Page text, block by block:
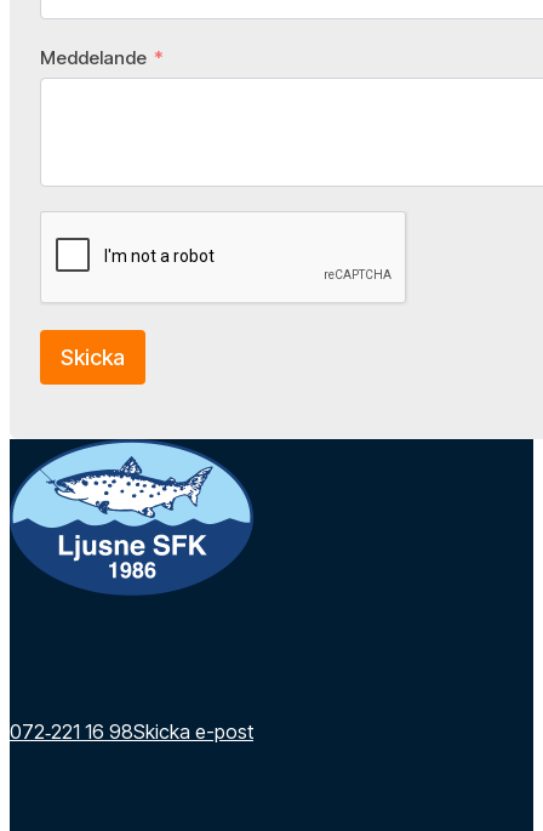
Meddelande
Skicka
072‑221 16 98Skicka e-post